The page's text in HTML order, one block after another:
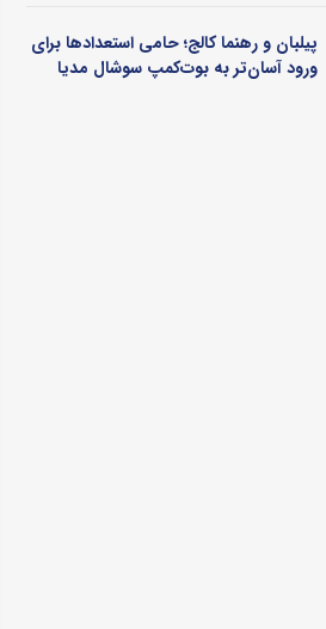
پیلبان و رهنما کالج؛ حامی استعدادها برای
ورود آسان‌تر به بوت‌کمپ سوشال مدیا